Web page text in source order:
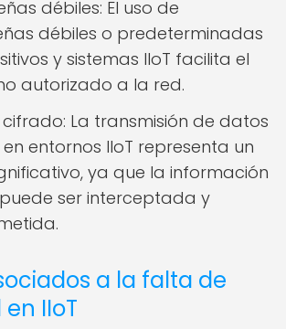
débiles: El uso de
débiles o predeterminadas
y sistemas IIoT facilita el
autorizado a la red.
La transmisión de datos
entornos IIoT representa un
ya que la información
ser interceptada y
a la falta de
IIoT